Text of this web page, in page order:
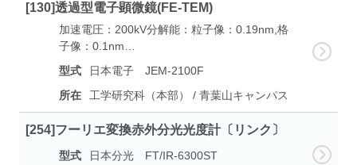
[130]透過型電子顕微鏡(FE-TEM)
加速電圧：200kV分解能：粒子像：0.19nm,格
子像：0.1nm…
型式
日本電子 JEM-2100F
所在
工学研究科（本部） / 青葉山キャンパス
[254]フーリエ変換赤外分光光度計〔リンク〕
型式
日本分光 FT/IR-6300ST